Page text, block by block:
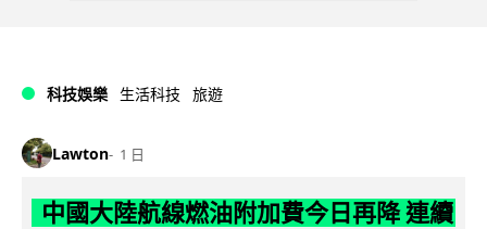
科技娛樂 生活科技 旅遊
Lawton 1 日
中國大陸航線燃油附加費今日再降 連續